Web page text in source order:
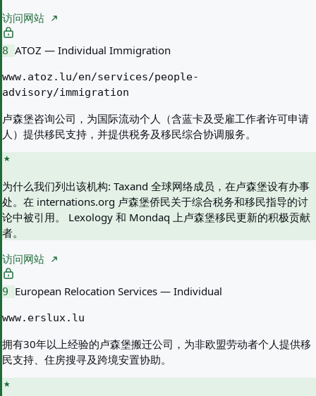
访问网站
8 ATOZ — Individual Immigration
www.atoz.lu/en/services/people-
advisory/immigration
卢森堡咨询公司，为国际流动个人（含蓝卡及受雇工作者许可申请
人）提供移民支持，并提供税务及移民综合协调服务。
为什么我们列出该机构: Taxand 全球网络成员，在卢森堡设有办事
处。在 internations.org 卢森堡侨民关于综合税务和移民指导的讨
论中被引用。 Lexology 和 Mondaq 上卢森堡移民更新的积极贡献
者。
访问网站
9 European Relocation Services — Individual
www.erslux.lu
拥有30年以上经验的卢森堡搬迁公司，为非欧盟劳动者个人提供移
民支持、住房搜寻及跨境安置协助。